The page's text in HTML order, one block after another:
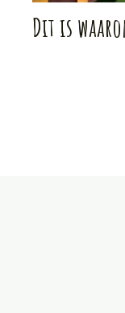
Dit is